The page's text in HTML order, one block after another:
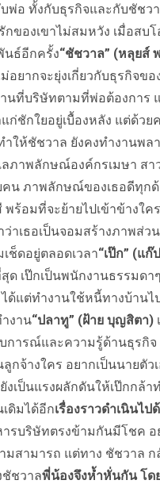
พ่อ ทั้งกับธุรกิจและกับชัชว
องเขาไม่สมหวัง เมื่อสบ
นธ์อีกครั้ง“ชัชวาล” (หลุยส์
ยากจะยุ่งเกี่ยวกับธุรกิจข
นที่บริษัทตามที่พ่อต้องการ
ก่ชักใยอยู่เบื้องหลัง แต่ด้ว
ห้ชัชวาล ยังคงทำงานพล
ภาพลักษณ์องค์กรเมษา สา
น ภาพลักษณ์ของเธอดีทุก
ร้อมที่จะย้ายไปเข้าข้างใค
เธอเป็นจอมสร้างภาพส่ว
ช็ดอยู่ตลอดเวลา“เป๊ก” (แก๊
เป๊กเป็นพนักงานธรรมด
ด้แต่ทำงานใช้หนี้ทางบ้าน
งาน“ปลาทู” (ฝ้าย บุญสิตา)
ารณ์และความรู้ด้านธุรกิจ
จ้างใคร อยากเป็นนายตัว
ป็นแรงผลักดันให้เป๊กกล้า
ดิมได้อีกเรื่องราวดำเนินไ
รบริษัทตรงข้ามกันมีโชค อ
สามารถ แต่ทาง ชัชวาล
ชวาลพี่น้องจึงห้ำหั่นกัน โ